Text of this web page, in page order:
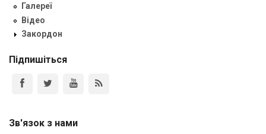
Галереї
Відео
Закордон
Підпишіться
Зв'язок з нами